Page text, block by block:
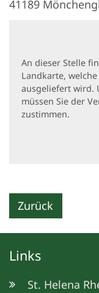
41189
An dieser Stelle
Landkarte,
ausgeliefert wird.
müssen Sie der
zustimmen.
Zurück
Links
St. Helena